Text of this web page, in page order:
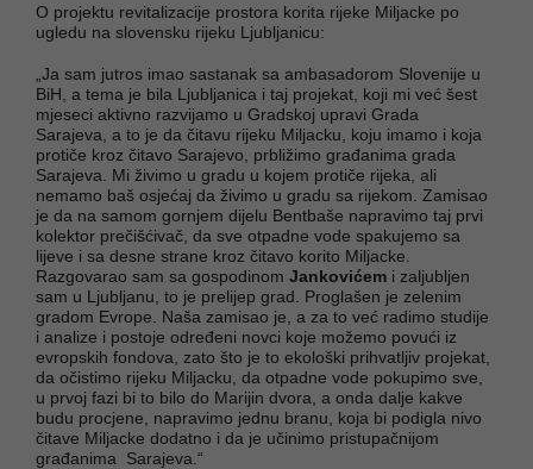
O projektu revitalizacije prostora korita rijeke Miljacke po
ugledu na slovensku rijeku Ljubljanicu:
„Ja sam jutros imao sastanak sa ambasadorom Slovenije u
BiH, a tema je bila Ljubljanica i taj projekat, koji mi već šest
mjeseci aktivno razvijamo u Gradskoj upravi Grada
Sarajeva, a to je da čitavu rijeku Miljacku, koju imamo i koja
protiče kroz čitavo Sarajevo, prbližimo građanima grada
Sarajeva. Mi živimo u gradu u kojem protiče rijeka, ali
nemamo baš osjećaj da živimo u gradu sa rijekom. Zamisao
je da na samom gornjem dijelu Bentbaše napravimo taj prvi
kolektor prečišćivač, da sve otpadne vode spakujemo sa
lijeve i sa desne strane kroz čitavo korito Miljacke.
Razgovarao sam sa gospodinom Jankovićem i zaljubljen
sam u Ljubljanu, to je prelijep grad. Proglašen je zelenim
gradom Evrope. Naša zamisao je, a za to već radimo studije
i analize i postoje određeni novci koje možemo povući iz
evropskih fondova, zato što je to ekološki prihvatljiv projekat,
da očistimo rijeku Miljacku, da otpadne vode pokupimo sve,
u prvoj fazi bi to bilo do Marijin dvora, a onda dalje kakve
budu procjene, napravimo jednu branu, koja bi podigla nivo
čitave Miljacke dodatno i da je učinimo pristupačnijom
građanima Sarajeva.“